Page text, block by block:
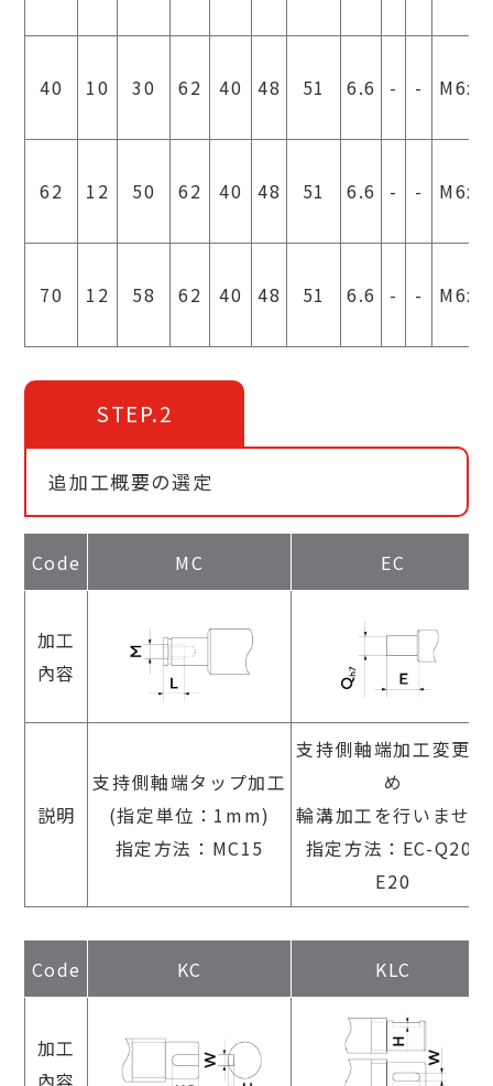
40 10 30 62 40 48 51 6.6 - -
62 12 50 62 40 48 51 6.6 - -
70 12 58 62 40 48 51 6.6 - -
STEP.2
追加工概要の選定
Code MC EC
加工
內容
説明
支持側軸端タップ加工
(指定単位：1mm)
指定方法：MC15
支持側軸端加工変更止
め
輪溝加工を行いません
指定方法：EC-Q20-
E20
Code KC KLC
加工
內容